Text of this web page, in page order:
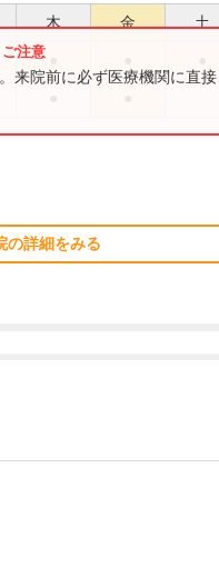
木 金 土
院前に必ず医療機関に直接
の詳細をみる